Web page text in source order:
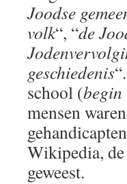
Joodse
volk“, “de
geschiedenis
school (begin
mensen
Wikipedia, de
geweest.